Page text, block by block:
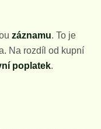
záznamu. To je
Na rozdíl od kupní
poplatek.